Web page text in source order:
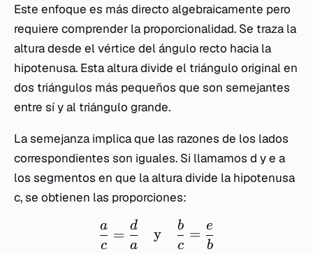
Este enfoque es más directo algebraicamente pero
requiere comprender la proporcionalidad. Se traza la
altura desde el vértice del ángulo recto hacia la
hipotenusa. Esta altura divide el triángulo original en
dos triángulos más pequeños que son semejantes
entre sí y al triángulo grande.
La semejanza implica que las razones de los lados
correspondientes son iguales. Si llamamos d ye a
los segmentos en que la altura divide la hipotenusa
c, se obtienen las proporciones:
c
a
=
a
d
y
c
b
=
b
e